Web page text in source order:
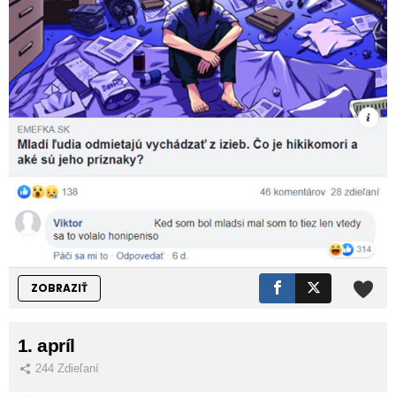
ZOBRAZIŤ
1. apríl
244 Zdieľaní